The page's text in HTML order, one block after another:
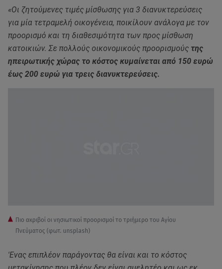
«Οι ζητούμενες τιμές μίσθωσης για 3 διανυκτερεύσεις
για μία τετραμελή οικογένεια, ποικίλουν ανάλογα με τον
προορισμό και τη διαθεσιμότητα των προς μίσθωση
κατοικιών. Σε πολλούς οικονομικούς προορισμούς της
ηπειρωτικής χώρας το κόστος κυμαίνεται από 150 ευρώ
έως 200 ευρώ για τρεις διανυκτερεύσεις.
Πιο ακριβοί οι νησιωτικοί προορισμοί το τριήμερο του Αγίου
Πνεύματος (φωτ. unsplash)
'Ενας επιπλέον παράγοντας θα είναι και το κόστος